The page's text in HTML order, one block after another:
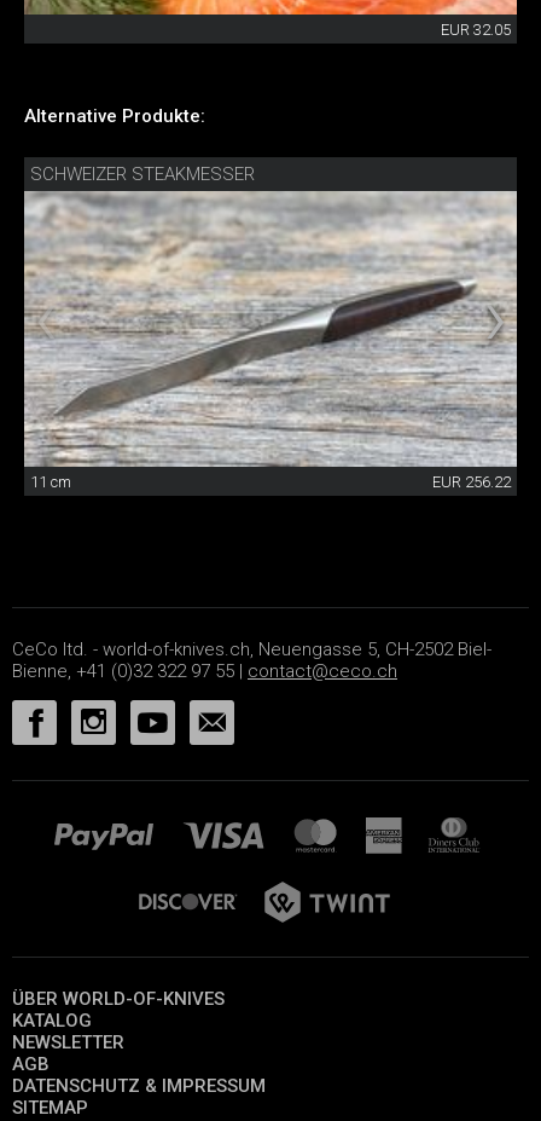
EUR 32.05
Alternative Produkte:
SCHWEIZER STEAKMESSER
11 cm EUR 256.22
CeCo ltd. - world-of-knives.ch, Neuengasse 5, CH-2502 Biel-
Bienne, +41 (0)32 322 97 55 | contact@ceco.ch
ÜBER WORLD-OF-KNIVES
KATALOG
NEWSLETTER
AGB
DATENSCHUTZ & IMPRESSUM
SITEMAP